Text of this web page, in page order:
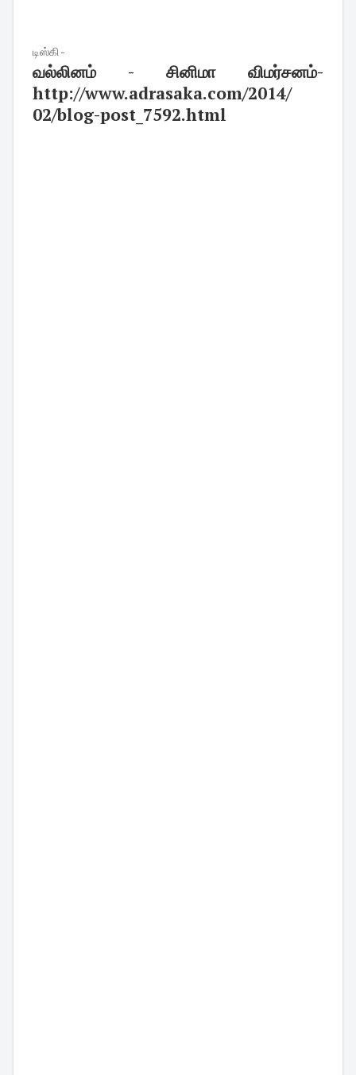
டிஸ்கி -
வல்லினம் - சினிமா விமர்சனம்-
http://www.adrasaka.com/2014/
02/blog-post_7592.html